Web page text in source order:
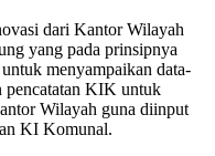
dari Kantor Wilayah
yang pada prinsipnya
menyampaikan data-
pencatatan KIK untuk
Wilayah guna diinput
KI Komunal.